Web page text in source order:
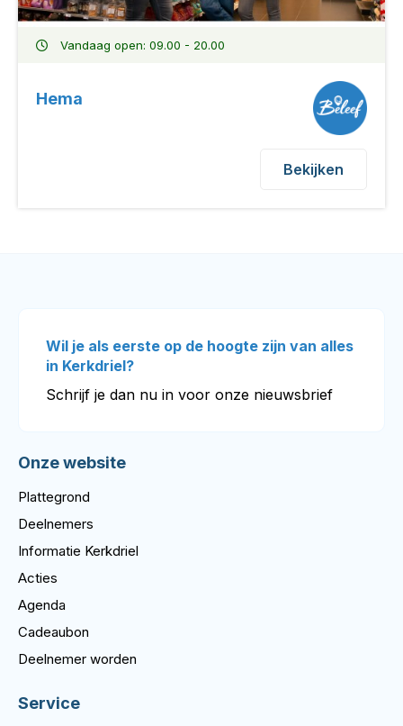
Vandaag open: 09.00 - 20.00
Hema
Bekijken
Wil je als eerste op de hoogte zijn van alles
in Kerkdriel?
Schrijf je dan nu in voor onze nieuwsbrief
Onze website
Plattegrond
Deelnemers
Informatie Kerkdriel
Acties
Agenda
Cadeaubon
Deelnemer worden
Service